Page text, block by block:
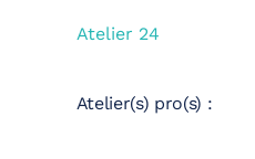
Atelier 24
Atelier(s) pro(s) :